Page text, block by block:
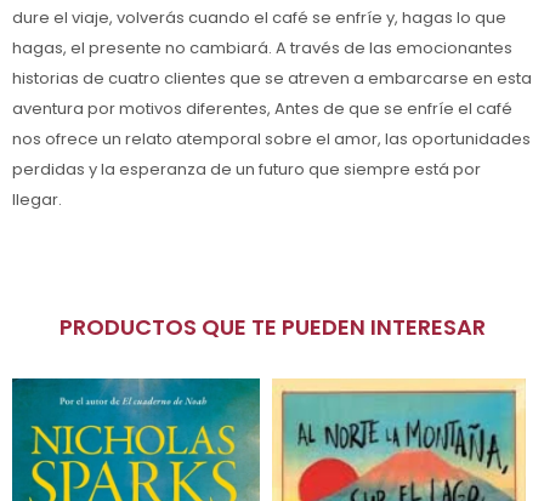
dure el viaje, volverás cuando el café se enfríe y, hagas lo que
hagas, el presente no cambiará. A través de las emocionantes
historias de cuatro clientes que se atreven a embarcarse en esta
aventura por motivos diferentes, Antes de que se enfríe el café
nos ofrece un relato atemporal sobre el amor, las oportunidades
perdidas y la esperanza de un futuro que siempre está por
llegar.
PRODUCTOS QUE TE PUEDEN INTERESAR